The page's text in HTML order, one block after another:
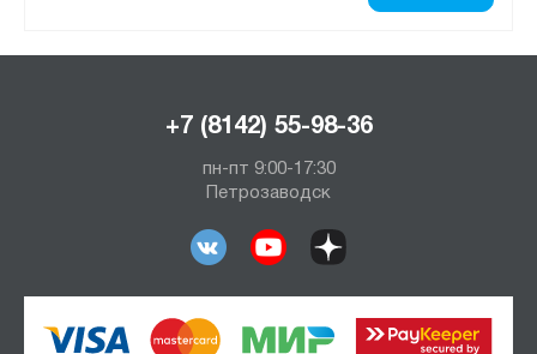
+7 (8142) 55-98-36
пн-пт 9:00-17:30
Петрозаводск